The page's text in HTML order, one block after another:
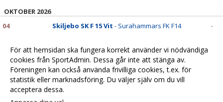
OKTOBER 2026
04
Skiljebo SK F 15 Vit - Surahammars FK F14
-
15:30
Skiljebo SK F 15 Gul - Ekeby BK F15-16 Vit
17:00
Tillberga IK Fotboll F-14/15 -Skiljebo SK F 15
Gul
För att hemsidan ska fungera korrekt använder vi nödvändiga
cookies från SportAdmin. Dessa går inte att stänga av.
Föreningen kan också använda frivilliga cookies, t.ex. för
statistik eller marknadsföring. Du väljer själv om du vill
acceptera dessa.